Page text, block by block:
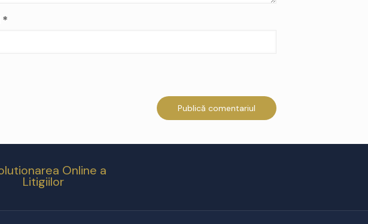
*